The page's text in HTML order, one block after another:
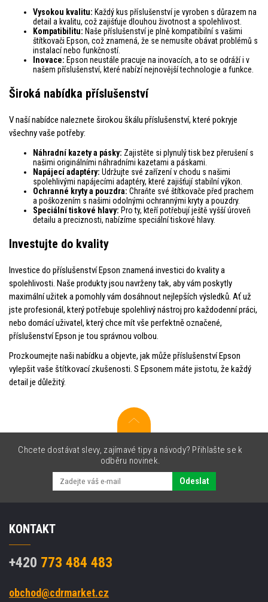
Vysokou kvalitu: Každý kus příslušenství je vyroben s důrazem na
detail a kvalitu, což zajišťuje dlouhou životnost a spolehlivost.
Kompatibilitu: Naše příslušenství je plně kompatibilní s vašimi
štítkovači Epson, což znamená, že se nemusíte obávat problémů s
instalací nebo funkčností.
Inovace: Epson neustále pracuje na inovacích, a to se odráží i v
našem příslušenství, které nabízí nejnovější technologie a funkce.
Široká nabídka příslušenství
V naší nabídce naleznete širokou škálu příslušenství, které pokryje
všechny vaše potřeby:
Náhradní kazety a pásky: Zajistěte si plynulý tisk bez přerušení s
našimi originálními náhradními kazetami a páskami.
Napájecí adaptéry: Udržujte své zařízení v chodu s našimi
spolehlivými napájecími adaptéry, které zajišťují stabilní výkon.
Ochranné kryty a pouzdra: Chraňte své štítkovače před prachem
a poškozením s našimi odolnými ochrannými kryty a pouzdry.
Speciální tiskové hlavy: Pro ty, kteří potřebují ještě vyšší úroveň
detailu a preciznosti, nabízíme speciální tiskové hlavy.
Investujte do kvality
Investice do příslušenství Epson znamená investici do kvality a
spolehlivosti. Naše produkty jsou navrženy tak, aby vám poskytly
maximální užitek a pomohly vám dosáhnout nejlepších výsledků. Ať už
jste profesionál, který potřebuje spolehlivý nástroj pro každodenní práci,
nebo domácí uživatel, který chce mít vše perfektně označené,
příslušenství Epson je tou správnou volbou.
Prozkoumejte naši nabídku a objevte, jak může příslušenství Epson
vylepšit vaše štítkovací zkušenosti. S Epsonem máte jistotu, že každý
detail je důležitý.
Chcete dostávat slevy, zajímavé tipy a návody? Přihlašte se k
odběru novinek.
Odeslat
KONTAKT
+420 773 484 483
obchod@cdrmarket.cz